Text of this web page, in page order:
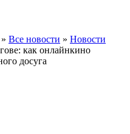
» Все новости » Новости
как онлайнкино
досуга